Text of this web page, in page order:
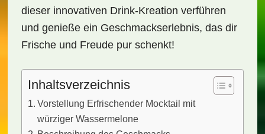
dieser innovativen Drink-Kreation verführen
und genieße ein Geschmackserlebnis, das dir
Frische und Freude pur schenkt!
Inhaltsverzeichnis
Vorstellung Erfrischender Mocktail mit
würziger Wassermelone